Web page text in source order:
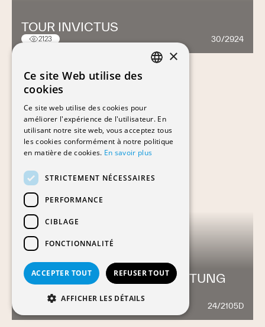
TOUR INVICTUS
2123 30/2924
KULTURZENTRUM DER STIFTUNG
JAN MICHALSKI-D
24/2105D
×
Ce site Web utilise des
cookies
Ce site web utilise des cookies pour
améliorer l'expérience de l'utilisateur. En
utilisant notre site web, vous acceptez tous
les cookies conformément à notre politique
en matière de cookies. En savoir plus
STRICTEMENT NÉCESSAIRES
PERFORMANCE
CIBLAGE
FONCTIONNALITÉ
ACCEPTER TOUT REFUSER TOUT
AFFICHER LES DÉTAILS